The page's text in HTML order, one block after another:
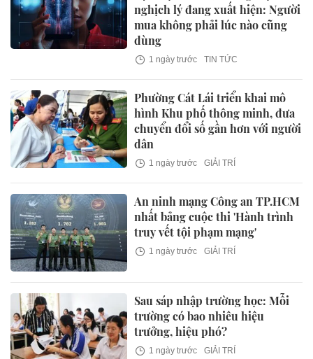
nghịch lý đang xuất hiện: Người
mua không phải lúc nào cũng
dùng
1 ngày trước TIN TỨC
Phường Cát Lái triển khai mô
hình Khu phố thông minh, đưa
chuyển đổi số gần hơn với người
dân
1 ngày trước GIẢI TRÍ
An ninh mạng Công an TP.HCM
nhất bảng cuộc thi 'Hành trình
truy vết tội phạm mạng'
1 ngày trước GIẢI TRÍ
Sau sáp nhập trường học: Mỗi
trường có bao nhiêu hiệu
trưởng, hiệu phó?
1 ngày trước GIẢI TRÍ